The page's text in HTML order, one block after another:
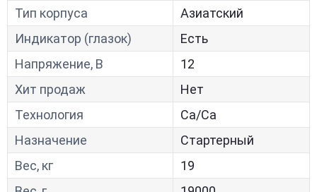
Тип корпуса
Азиатский
Индикатор (глазок)
Есть
Напряжение, В
12
Хит продаж
Нет
Технология
Са/Са
Назначение
Стартерный
Вес, кг
19